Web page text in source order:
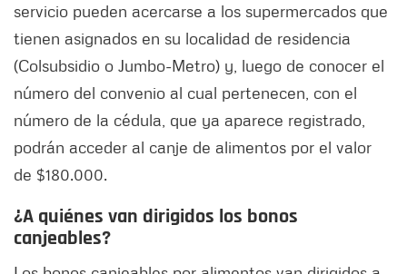
servicio pueden acercarse a los supermercados que
tienen asignados en su localidad de residencia
(Colsubsidio o Jumbo-Metro) y, luego de conocer el
número del convenio al cual pertenecen, con el
número de la cédula, que ya aparece registrado,
podrán acceder al canje de alimentos por el valor
de $180.000.
¿A quiénes van dirigidos los bonos
canjeables?